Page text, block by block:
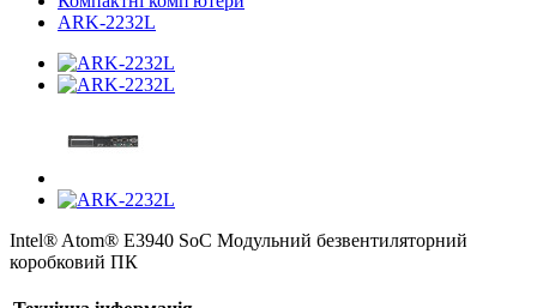
ARK-2232L
Intel® Atom® E3940 SoC Модульний безвентиляторний
коробковий ПК